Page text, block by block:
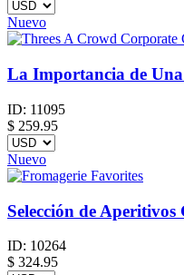
Nuevo
La Importancia de
ID: 11095
$ 259.95
Nuevo
Selección de Aperitivos
ID: 10264
$ 324.95